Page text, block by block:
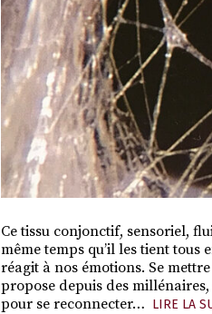
Ce tissu conjonctif, sensoriel,
même temps qu’il les tient
réagit à nos émotions. Se
propose depuis des
pour se reconnecter… LIRE LA